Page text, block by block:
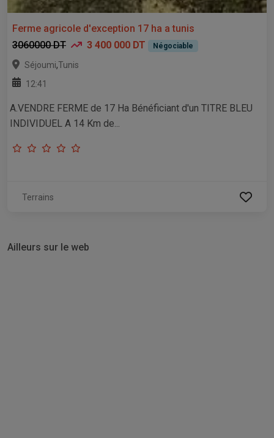
Ferme agricole d'exception 17 ha a tunis
3060000 DT
3 400 000 DT Négociable
Séjoumi,Tunis
12:41
A.VENDRE FERME de 17 Ha Bénéficiant d'un TITRE BLEU
INDIVIDUEL A 14 Km de...
Terrains
Ailleurs sur le web